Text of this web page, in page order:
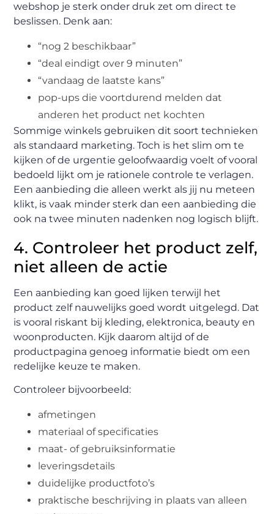
webshop je sterk onder druk zet om direct te
beslissen. Denk aan:
“nog 2 beschikbaar”
“deal eindigt over 9 minuten”
“vandaag de laatste kans”
pop-ups die voortdurend melden dat
anderen het product net kochten
Sommige winkels gebruiken dit soort technieken
als standaard marketing. Toch is het slim om te
kijken of de urgentie geloofwaardig voelt of vooral
bedoeld lijkt om je rationele controle te verlagen.
Een aanbieding die alleen werkt als jij nu meteen
klikt, is vaak minder sterk dan een aanbieding die
ook na twee minuten nadenken nog logisch blijft.
4. Controleer het product zelf,
niet alleen de actie
Een aanbieding kan goed lijken terwijl het
product zelf nauwelijks goed wordt uitgelegd. Dat
is vooral riskant bij kleding, elektronica, beauty en
woonproducten. Kijk daarom altijd of de
productpagina genoeg informatie biedt om een
redelijke keuze te maken.
Controleer bijvoorbeeld:
afmetingen
materiaal of specificaties
maat- of gebruiksinformatie
leveringsdetails
duidelijke productfoto’s
praktische beschrijving in plaats van alleen